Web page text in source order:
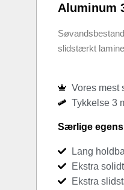
Aluminum
slidstærkt
Vores mest
Tykkelse 3
Særlige
Lang
Ekstra solidt
Ekstra